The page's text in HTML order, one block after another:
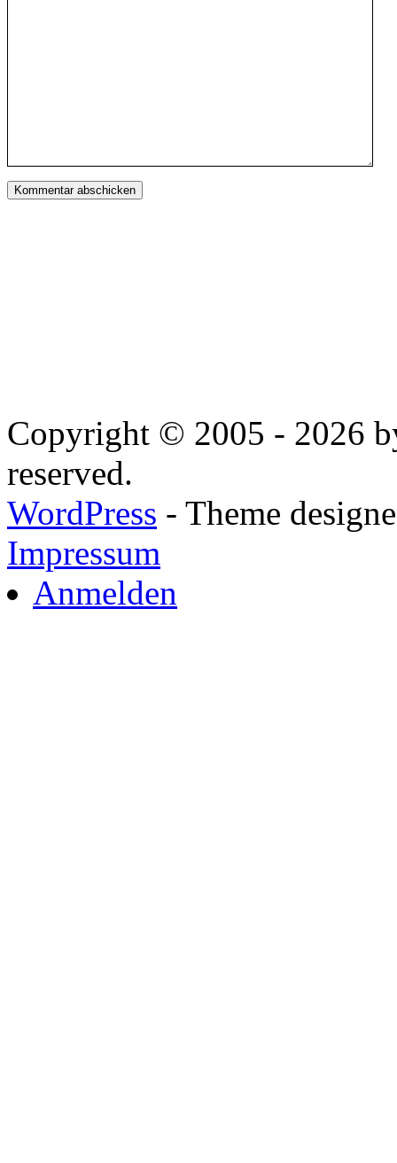
Copyright © 2005 - 2026
reserved.
WordPress - Theme
Impressum
Anmelden